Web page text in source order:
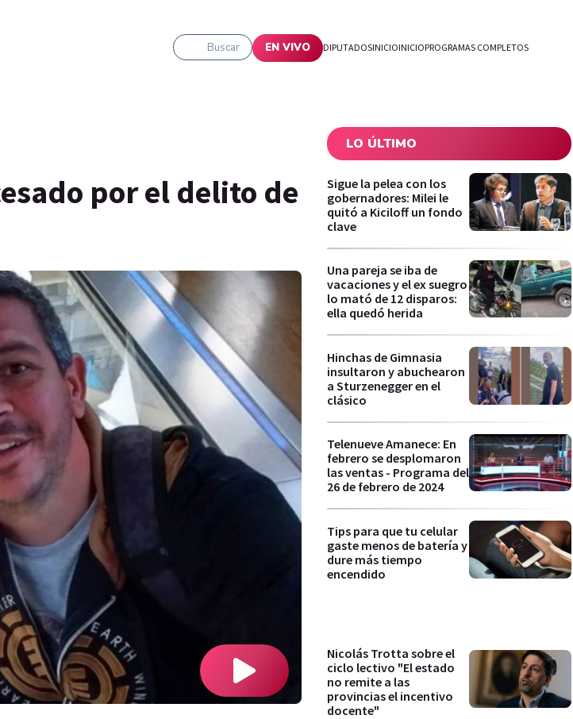
Buscar EN VIVO DIPUTADOSINICIOINICIOPROGRAMAS COMPLETOS
por el delito de
LO ÚLTIMO
Sigue la pelea con los
gobernadores: Milei le
quitó a Kiciloff un fondo
clave
Una pareja se iba de
vacaciones y el ex suegro
lo mató de 12 disparos:
ella quedó herida
Hinchas de Gimnasia
insultaron y abuchearon
a Sturzenegger en el
clásico
Telenueve Amanece: En
febrero se desplomaron
las ventas - Programa del
26 de febrero de 2024
Tips para que tu celular
gaste menos de batería y
dure más tiempo
encendido
Nicolás Trotta sobre el
ciclo lectivo "El estado
no remite a las
provincias el incentivo
docente"